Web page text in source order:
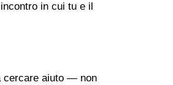
in cui tu e il
cercare aiuto — non